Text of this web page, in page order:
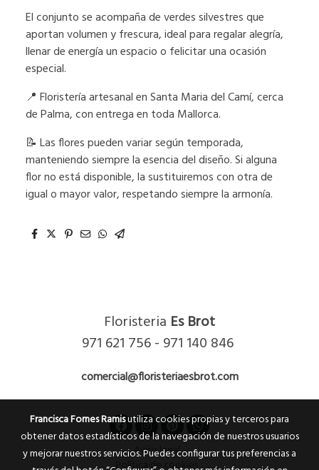
El conjunto se acompaña de verdes silvestres que
aportan volumen y frescura, ideal para regalar alegría,
llenar de energía un espacio o felicitar una ocasión
especial.
📍 Floristería artesanal en Santa Maria del Camí, cerca
de Palma, con entrega en toda Mallorca.
📝 Las flores pueden variar según temporada,
manteniendo siempre la esencia del diseño. Si alguna
flor no está disponible, la sustituiremos con otra de
igual o mayor valor, respetando siempre la armonía.
Floristeria Es Brot
971 621 756 - 971 140 846
comercial@floristeriaesbrot.com
Aviso legal
Política de cookies
Francisca Fornes Ramisutiliza cookies propias y terceros para
obtener datos estadísticos de la navegación de nuestros usuarios
y mejorar nuestros servicios. Puedes configurar tus preferencias a